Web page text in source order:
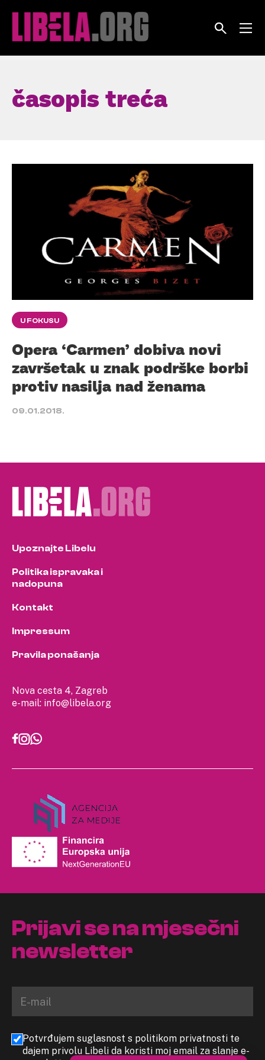
časopis treća
U FOKUSU
Opera ‘Carmen’ dobiva novi
završetak u znak podrške borbi
protiv nasilja nad ženama
09.01.2018.
Nova cesta 4, Zagreb
e-mail: info@libela.org
Upoznajte Libelu
Politika ispravaka i
nadopuna
Kontakt
Impressum
Pravila ponašanja
Prijavi se na mjesečni
newsletter
Potvrđujem suglasnost s politikom privatnosti te
dajem privolu Libeli da koristi moj email za slanje e-